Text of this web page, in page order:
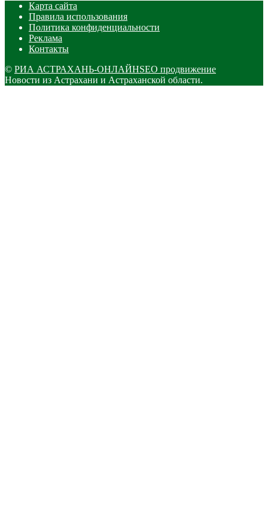
Карта сайта
Правила использования
Политика конфиденциальности
Реклама
Контакты
© РИА АСТРАХАНЬ-ОНЛАЙНSEO продвижение
Новости из Астрахани и Астраханской области.